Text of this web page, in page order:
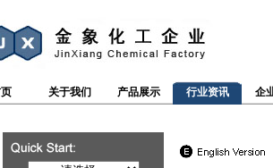
关于我们 产品展示 行业资讯 企